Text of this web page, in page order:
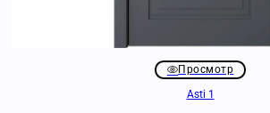
Просмотр
Asti 1